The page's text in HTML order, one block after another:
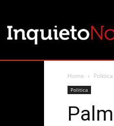
Home Politica
Politica